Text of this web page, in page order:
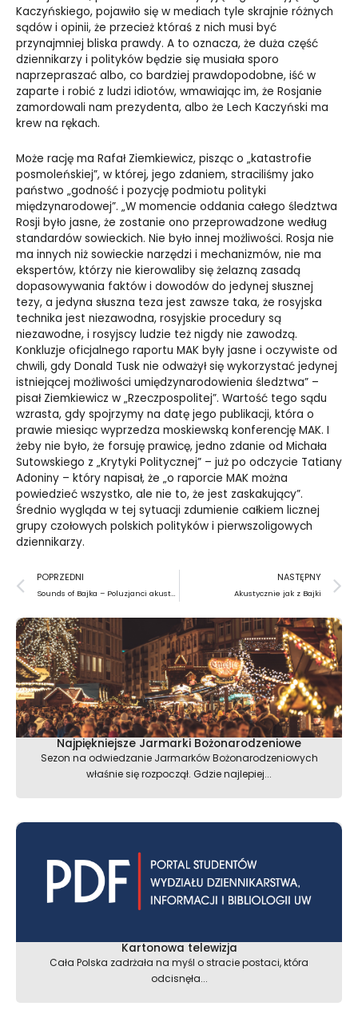
Kaczyńskiego, pojawiło się w mediach tyle skrajnie różnych
sądów i opinii, że przecież któraś z nich musi być
przynajmniej bliska prawdy. A to oznacza, że duża część
dziennikarzy i polityków będzie się musiała sporo
naprzepraszać albo, co bardziej prawdopodobne, iść w
zaparte i robić z ludzi idiotów, wmawiając im, że Rosjanie
zamordowali nam prezydenta, albo że Lech Kaczyński ma
krew na rękach.
Może rację ma Rafał Ziemkiewicz, pisząc o „katastrofie
posmoleńskiej”, w której, jego zdaniem, straciliśmy jako
państwo „godność i pozycję podmiotu polityki
międzynarodowej”. „W momencie oddania całego śledztwa
Rosji było jasne, że zostanie ono przeprowadzone według
standardów sowieckich. Nie było innej możliwości. Rosja nie
ma innych niż sowieckie narzędzi i mechanizmów, nie ma
ekspertów, którzy nie kierowaliby się żelazną zasadą
dopasowywania faktów i dowodów do jedynej słusznej
tezy, a jedyna słuszna teza jest zawsze taka, że rosyjska
technika jest niezawodna, rosyjskie procedury są
niezawodne, i rosyjscy ludzie też nigdy nie zawodzą.
Konkluzje oficjalnego raportu MAK były jasne i oczywiste od
chwili, gdy Donald Tusk nie odważył się wykorzystać jedynej
istniejącej możliwości umiędzynarodowienia śledztwa” –
pisał Ziemkiewicz w „Rzeczpospolitej”. Wartość tego sądu
wzrasta, gdy spojrzymy na datę jego publikacji, która o
prawie miesiąc wyprzedza moskiewską konferencję MAK. I
żeby nie było, że forsuję prawicę, jedno zdanie od Michała
Sutowskiego z „Krytyki Politycznej” – już po odczycie Tatiany
Adoniny – który napisał, że „o raporcie MAK można
powiedzieć wszystko, ale nie to, że jest zaskakujący”.
Średnio wygląda w tej sytuacji zdumienie całkiem licznej
grupy czołowych polskich polityków i pierwszoligowych
dziennikarzy.
Prev
POPRZEDNI
Sounds of Bajka – Poluzjanci akustycznie
NASTĘPNY
Akustycznie jak z Bajki
Najpiękniejsze Jarmarki Bożonarodzeniowe
Sezon na odwiedzanie Jarmarków Bożonarodzeniowych
właśnie się rozpoczął. Gdzie najlepiej...
Kartonowa telewizja
Cała Polska zadrżała na myśl o stracie postaci, która
odcisnęła...